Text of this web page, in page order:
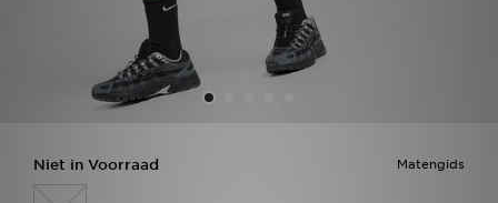
Matengids
Niet in Voorraad
Download de app
Wie wij zijn